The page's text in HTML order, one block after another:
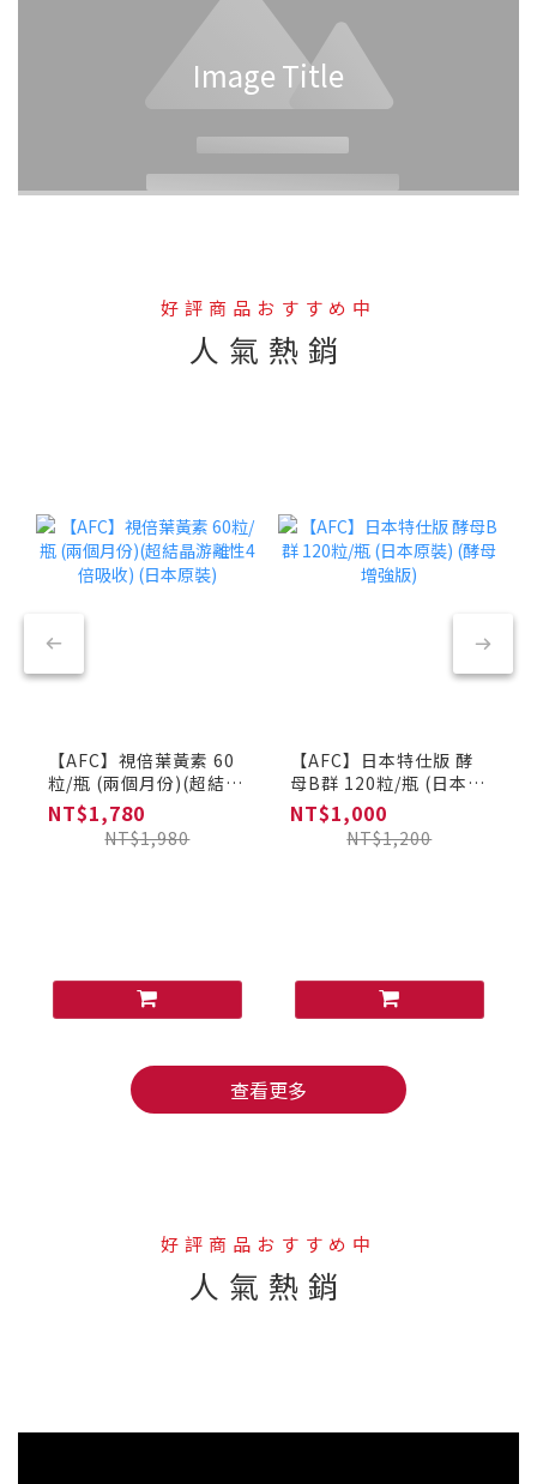
Image Title
好評商品おすすめ中
人氣熱銷
【AFC】視倍葉黃素 60
粒/瓶 (兩個月份)(超結晶
游離性4倍吸收) (日本原
裝)
NT$1,780
NT$1,980
【AFC】日本特仕版 酵
母B群 120粒/瓶 (日本原
裝) (酵母增強版)
NT$1,000
NT$1,200
查看更多
好評商品おすすめ中
人氣熱銷